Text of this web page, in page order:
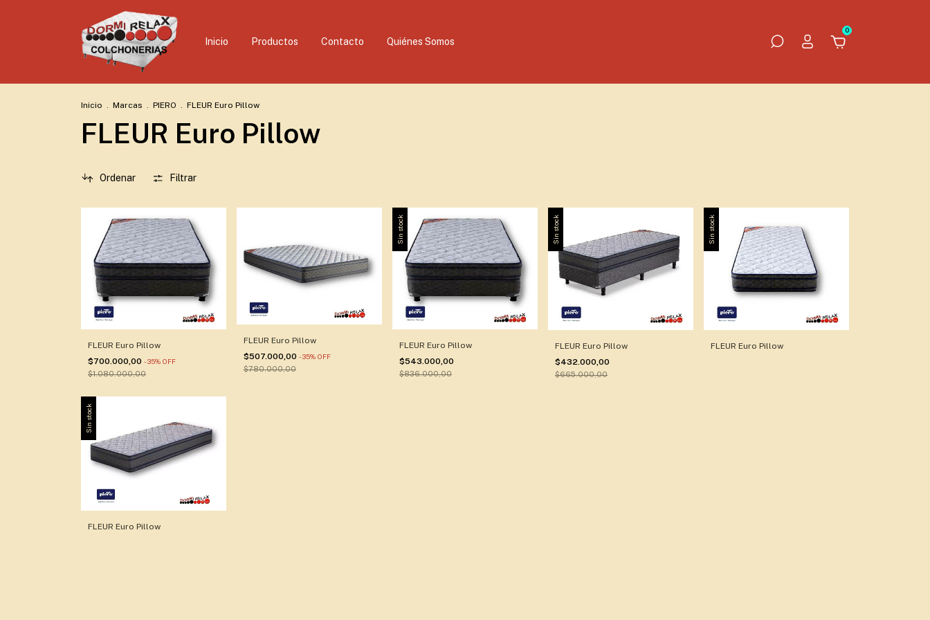
Inicio Productos Contacto Quiénes Somos
0
Inicio . Marcas . PIERO . FLEUR Euro Pillow
FLEUR Euro Pillow
Ordenar Filtrar
FLEUR Euro Pillow
$700.000,00 -35% OFF
$1.080.000,00
FLEUR Euro Pillow
$507.000,00 -35% OFF
$780.000,00
Sin stock
FLEUR Euro Pillow
$543.000,00
$836.000,00
Sin stock
FLEUR Euro Pillow
$432.000,00
$665.000,00
Sin stock
FLEUR Euro Pillow
Sin stock
FLEUR Euro Pillow